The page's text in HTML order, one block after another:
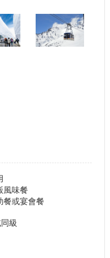
風味餐
餐或宴會餐
級